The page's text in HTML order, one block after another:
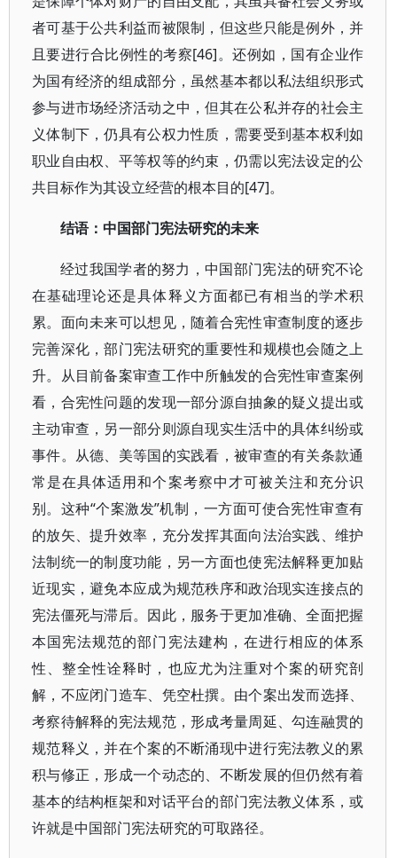
者可基于公共利益而被限制，但这些只能是例外，并
且要进行合比例性的考察[46]。还例如，国有企业作
为国有经济的组成部分，虽然基本都以私法组织形式
参与进市场经济活动之中，但其在公私并存的社会主
义体制下，仍具有公权力性质，需要受到基本权利如
职业自由权、平等权等的约束，仍需以宪法设定的公
共目标作为其设立经营的根本目的[47]。
结语：中国部门宪法研究的未来
经过我国学者的努力，中国部门宪法的研究不论
在基础理论还是具体释义方面都已有相当的学术积
累。面向未来可以想见，随着合宪性审查制度的逐步
完善深化，部门宪法研究的重要性和规模也会随之上
升。从目前备案审查工作中所触发的合宪性审查案例
看，合宪性问题的发现一部分源自抽象的疑义提出或
主动审查，另一部分则源自现实生活中的具体纠纷或
事件。从德、美等国的实践看，被审查的有关条款通
常是在具体适用和个案考察中才可被关注和充分识
别。这种“个案激发”机制，一方面可使合宪性审查有
的放矢、提升效率，充分发挥其面向法治实践、维护
法制统一的制度功能，另一方面也使宪法解释更加贴
近现实，避免本应成为规范秩序和政治现实连接点的
宪法僵死与滞后。因此，服务于更加准确、全面把握
本国宪法规范的部门宪法建构，在进行相应的体系
性、整全性诠释时，也应尤为注重对个案的研究剖
解，不应闭门造车、凭空杜撰。由个案出发而选择、
考察待解释的宪法规范，形成考量周延、勾连融贯的
规范释义，并在个案的不断涌现中进行宪法教义的累
积与修正，形成一个动态的、不断发展的但仍然有着
基本的结构框架和对话平台的部门宪法教义体系，或
许就是中国部门宪法研究的可取路径。